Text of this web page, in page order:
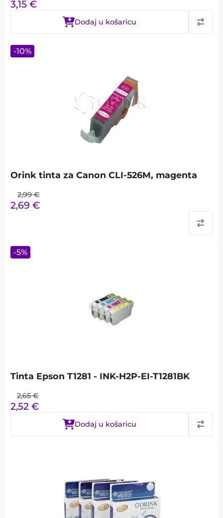
3,15 €
Dodaj u košaricu
Orink tinta za Canon CLI-526M, magenta
2,99 €
2,69 €
-10%
Tinta Epson T1281 - INK-H2P-EI-T1281BK
2,65 €
2,52 €
Dodaj u košaricu
-5%